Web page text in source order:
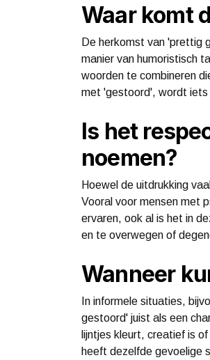
Waar komt
De herkomst van 'prettig
manier van humoristisch
woorden te combineren
met 'gestoord', wordt iets
Is het
noemen?
Hoewel de uitdrukking
Vooral voor mensen met
ervaren, ook al is het in
en te overwegen of
Wanneer
In informele situaties,
gestoord' juist als een
lijntjes kleurt, creatief is
heeft dezelfde gevoelige